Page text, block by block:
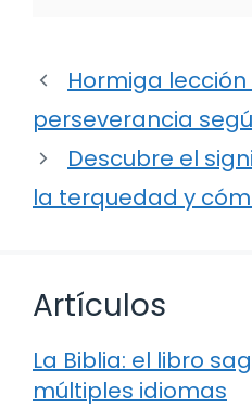
Hormiga
perseverancia
Descubre el
la terquedad y
Artículos
La Biblia: el libro
múltiples idiomas